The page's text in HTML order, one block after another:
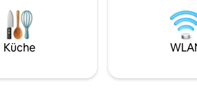
und ein komplettes
während das Erdgeschoss
Küche, einen
große Fenster und einen
Wir wohnen im
kurze
Märkten
Hauses
Küche